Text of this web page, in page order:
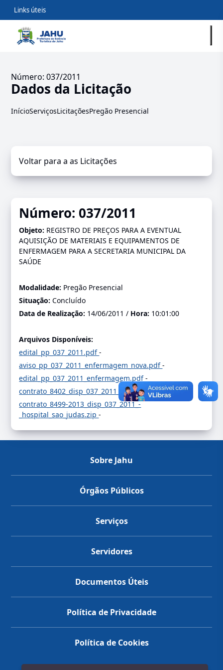
Links úteis
Número: 037/2011
Dados da Licitação
InícioServiçosLicitaçõesPregão Presencial
Voltar para a as Licitações
Número: 037/2011
Objeto: REGISTRO DE PREÇOS PARA A EVENTUAL
AQUISIÇÃO DE MATERIAIS E EQUIPAMENTOS DE
ENFERMAGEM PARA A SECRETARIA MUNICIPAL DA
SAÚDE
Modalidade: Pregão Presencial
Situação:Concluído
Data de Realização: 14/06/2011 / Hora: 10:01:00
Arquivos Disponíveis:
edital_pp_037_2011.pdf-
aviso_pp_037_2011_enfermagem_nova.pdf-
edital_pp_037_2011_enfermagem.pdf-
contrato_8402_disp_037_2011_-_sao_judas.zip-
contrato_8499-2013_disp_037_2011_-
_hospital_sao_judas.zip-
Sobre Jahu
Órgãos Públicos
Serviços
Servidores
Documentos Úteis
Política de Privacidade
Política de Cookies